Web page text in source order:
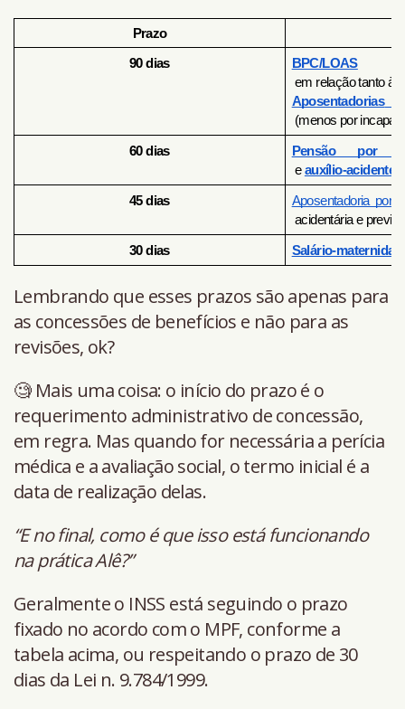
Prazo
90 dias
BPC/LOAS
em relação tanto à
Aposentadorias
(menos por
60 dias
Pensão por
e auxílio-acidente
45 dias Aposentadoria por
acidentária e
30 dias Salário-
Lembrando que esses prazos são apenas para
as concessões de benefícios e não para as
revisões, ok?
🧐 Mais uma coisa: o início do prazo é o
requerimento administrativo de concessão,
em regra. Mas quando for necessária a perícia
médica e a avaliação social, o termo inicial é a
data de realização delas.
“E no final, como é que isso está funcionando
na prática Alê?”
Geralmente o INSS está seguindo o prazo
fixado no acordo com o MPF, conforme a
tabela acima, ou respeitando o prazo de 30
dias da Lei n. 9.784/1999.